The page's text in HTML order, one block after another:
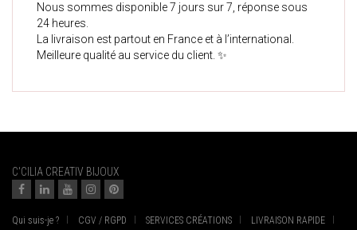
Nous sommes disponible 7 jours sur 7, réponse sous
24 heures.
La livraison est partout en France et à l’international.
Meilleure qualité au service du client. ✨
C'CILIA CREATIV BIJOUX
Qui suis-je ? CGV / RGPD SERVICES CRÉATIONS
LIVRAISON RAPIDE